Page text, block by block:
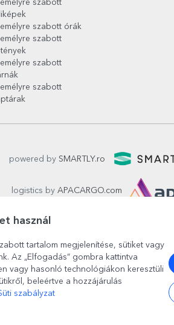
szabott
szabott órák
szabott
szabott
szabott
powered by SMARTLY.ro
logistics byAPACARGO.com
, stradaCopilului nr. 6-12, parter Sector 1
használ
tartalom megjelenítése, sütiket vagy
Az „Elfogadás” gombra kattintva
vagy hasonló technológiákon keresztüli
beleértve a hozzájárulás
szabályzat